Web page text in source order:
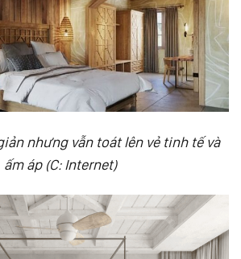
nhưng vẫn toát lên vẻ tinh tế và
ấm áp (C: Internet)